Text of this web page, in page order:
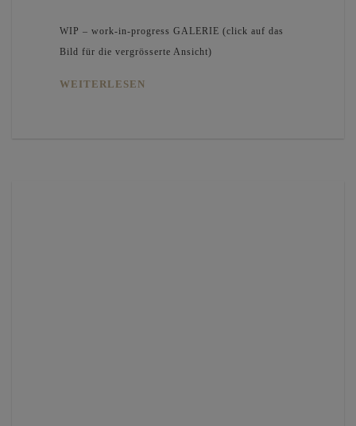
WIP – work-in-progress GALERIE (click auf das
Bild für die vergrösserte Ansicht)
WEITERLESEN